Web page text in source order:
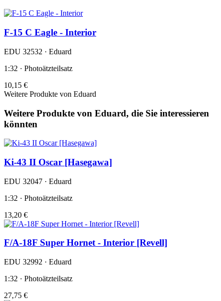
F-15 C Eagle - Interior
EDU 32532 · Eduard
1:32 · Photoätzteilsatz
10,15 €
Weitere Produkte von Eduard
Weitere Produkte von Eduard, die Sie interessieren
könnten
Ki-43 II Oscar [Hasegawa]
EDU 32047 · Eduard
1:32 · Photoätzteilsatz
13,20 €
F/A-18F Super Hornet - Interior [Revell]
EDU 32992 · Eduard
1:32 · Photoätzteilsatz
27,75 €